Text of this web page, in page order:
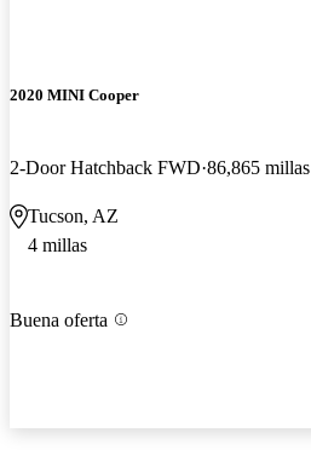
2020 MINI Cooper
2-Door Hatchback FWD 86,865 millas
Tucson, AZ
4 millas
Buena oferta